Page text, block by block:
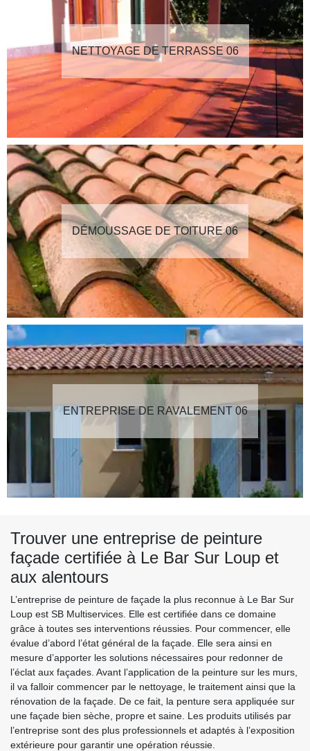
NETTOYAGE DE TERRASSE 06
DÉMOUSSAGE DE TOITURE 06
ENTREPRISE DE RAVALEMENT 06
Trouver une entreprise de peinture
façade certifiée à Le Bar Sur Loup et
aux alentours
L’entreprise de peinture de façade la plus reconnue à Le Bar Sur
Loup est SB Multiservices. Elle est certifiée dans ce domaine
grâce à toutes ses interventions réussies. Pour commencer, elle
évalue d’abord l’état général de la façade. Elle sera ainsi en
mesure d’apporter les solutions nécessaires pour redonner de
l’éclat aux façades. Avant l’application de la peinture sur les murs,
il va falloir commencer par le nettoyage, le traitement ainsi que la
rénovation de la façade. De ce fait, la penture sera appliquée sur
une façade bien sèche, propre et saine. Les produits utilisés par
l’entreprise sont des plus professionnels et adaptés à l’exposition
extérieure pour garantir une opération réussie.